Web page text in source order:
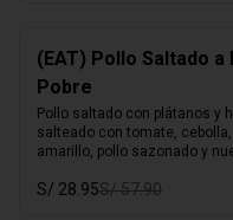
(EAT) Pollo Saltado a
Pobre
Pollo saltado con plátanos y
salteado con tomate, cebolla,
amarillo, pollo sazonado y
S/ 28.95S/ 57.90